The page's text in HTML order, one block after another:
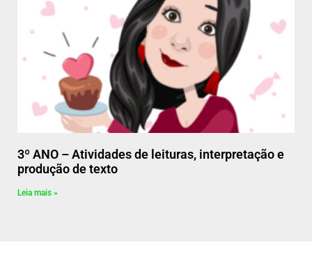
3º ANO – Atividades de leituras, interpretação e
produção de texto
Leia mais »